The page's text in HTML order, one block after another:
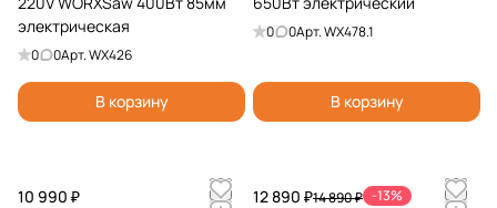
электрическая
0 0Арт.WX426
В корзину
0 0Арт.WX478.1
В корзину
10 990 ₽
12 890 ₽14 890 ₽ -13%